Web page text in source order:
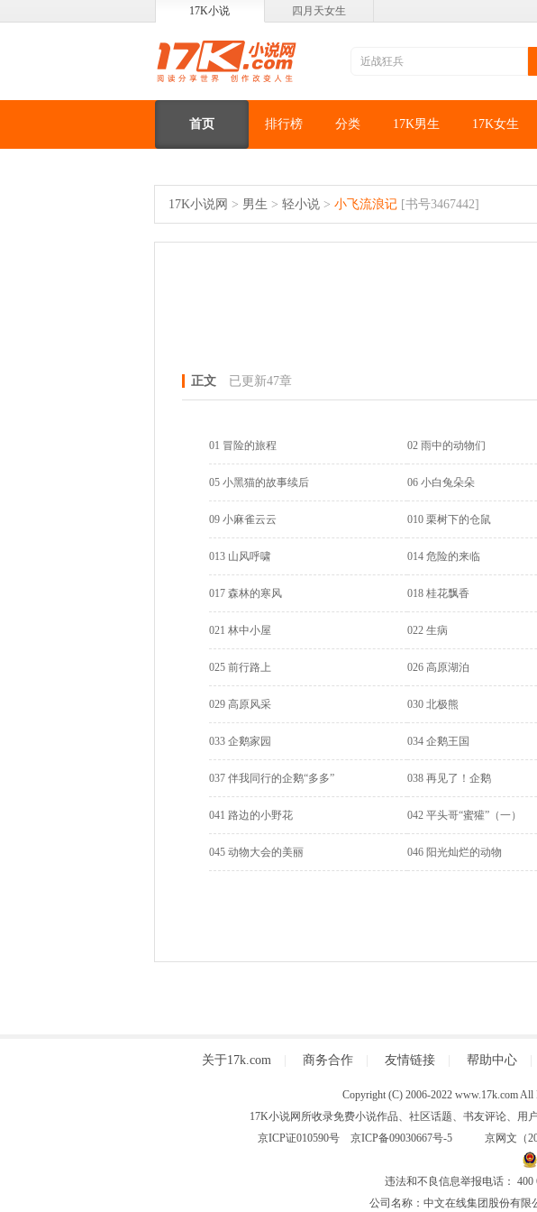
17K小说 四月天女生
首页 排行榜 分类 17K男生 17K女生
17K小说网 > 男生 > 轻小说 > 小飞流浪记 [书号3467442]
正文 已更新47章
01 冒险的旅程 02 雨中的动物们
05 小黑猫的故事续后 06 小白兔朵朵
09 小麻雀云云 010 栗树下的仓鼠
013 山风呼啸 014 危险的来临
017 森林的寒风 018 桂花飘香
021 林中小屋 022 生病
025 前行路上 026 高原湖泊
029 高原风采 030 北极熊
033 企鹅家园 034 企鹅王国
037 伴我同行的企鹅“多多” 038 再见了！企鹅
041 路边的小野花 042 平头哥“蜜獾”（一）
045 动物大会的美丽 046 阳光灿烂的动物
关于17k.com 商务合作 友情链接 帮助中心
Copyright (C) 2006-2022 www.17k.com
17K小说网所收录免费小说作品、社区话题、书友评论、用
京ICP证010590号 京ICP备09030667号-5京网文（
违法和不良信息举报电话： 400
公司名称：中文在线集团股份有限